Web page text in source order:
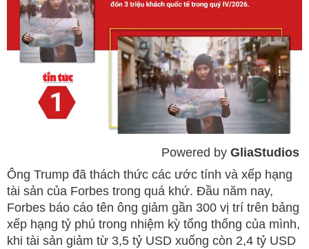
Powered by GliaStudios
Ông Trump đã thách thức các ước tính và xếp hạng
tài sản của Forbes trong quá khứ. Đầu năm nay,
Forbes báo cáo tên ông giảm gần 300 vị trí trên bảng
xếp hạng tỷ phú trong nhiệm kỳ tổng thống của mình,
khi tài sản giảm từ 3,5 tỷ USD xuống còn 2,4 tỷ USD